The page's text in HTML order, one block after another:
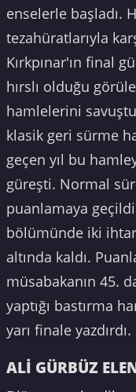
enselerle başladı.
tezahüratlarıyla
Kırkpınar'ın final
hırslı olduğu
hamlelerini
klasik geri sürme
geçen yıl bu
güreşti. Normal
puanlamaya
bölümünde iki ihtar
altında kaldı.
müsabakanın 45.
yaptığı bastırma
yarı finale yazdırdı.
ALİ GÜRBÜZ